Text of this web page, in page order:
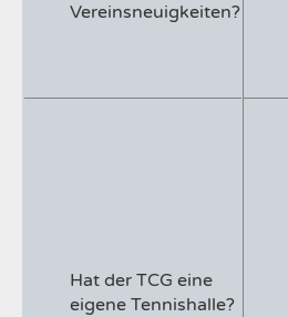
Vereinsneuigkeiten?
Hat der TCG eine
eigene Tennishalle?